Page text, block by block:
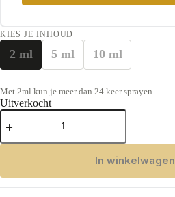
KIES JE INHOUD
2 ml 5 ml 10 ml
Met 2ml kun je meer dan 24 keer sprayen
Uitverkocht
Initio
Parfums
Oud
In winkelwagen